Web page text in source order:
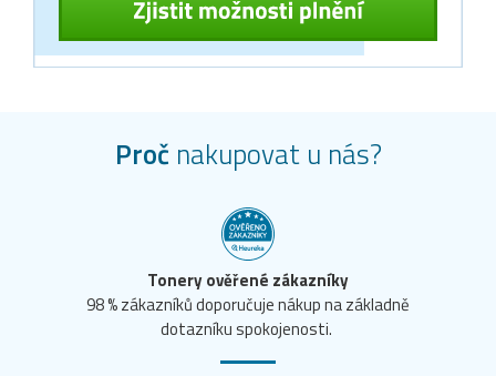
Proč nakupovat u nás?
Tonery ověřené zákazníky
98 % zákazníků doporučuje nákup na základně
dotazníku spokojenosti.